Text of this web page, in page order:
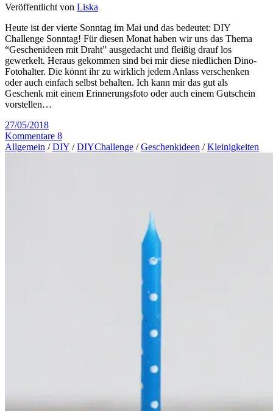
Veröffentlicht von Liska
Heute ist der vierte Sonntag im Mai und das bedeutet: DIY
Challenge Sonntag! Für diesen Monat haben wir uns das Thema
“Geschenideen mit Draht” ausgedacht und fleißig drauf los
gewerkelt. Heraus gekommen sind bei mir diese niedlichen Dino-
Fotohalter. Die könnt ihr zu wirklich jedem Anlass verschenken
oder auch einfach selbst behalten. Ich kann mir das gut als
Geschenk mit einem Erinnerungsfoto oder auch einem Gutschein
vorstellen…
27/05/2018
Kommentare 8
Allgemein /DIY /DIYChallenge /Geschenkideen /Kleinigkeiten